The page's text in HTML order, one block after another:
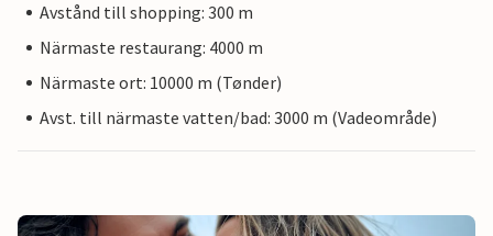
Avstånd till shopping: 300 m
Närmaste restaurang: 4000 m
Närmaste ort: 10000 m (Tønder)
Avst. till närmaste vatten/bad: 3000 m (Vadeområde)